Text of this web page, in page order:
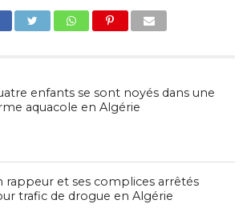
enfants se sont noyés dans une
aquacole en Algérie
rappeur et ses complices arrêtés
trafic de drogue en Algérie